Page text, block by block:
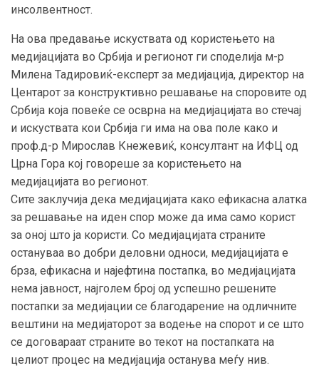
инсолвентност.
На ова предавање искуствата од користењето на
медијацијата во Србија и регионот ги споделија м-р
Милена Тадировиќ-експерт за медијација, директор на
Центарот за конструктивно решавање на споровите од
Србија која повеќе се осврна на медијацијата во стечај
и искуствата кои Србија ги има на ова поле како и
проф.д-р Мирослав Кнежевиќ, консултант на ИФЦ од
Црна Гора кој говореше за користењето на
медијацијата во регионот.
Сите заклучија дека медијацијата како ефикасна алатка
за решавање на иден спор може да има само корист
за оној што ја користи. Со медијацијата страните
остануваа во добри деловни односи, медијацијата е
брза, ефикасна и најефтина постапка, во медијацијата
нема јавност, најголем број од успешно решените
постапки за медијации се благодарение на одличните
вештини на медијаторот за водење на спорот и се што
се договараат страните во текот на постапката на
целиот процес на медијација останува меѓу нив.